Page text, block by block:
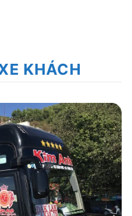
KHÁCH